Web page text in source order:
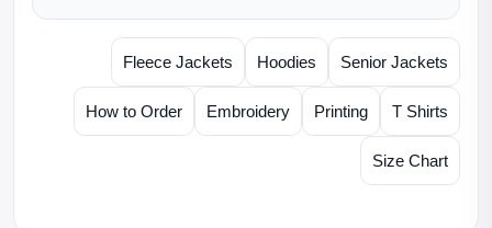
Senior Jackets
Hoodies
Fleece Jackets
T Shirts
Printing
Embroidery
How to Order
Size Chart